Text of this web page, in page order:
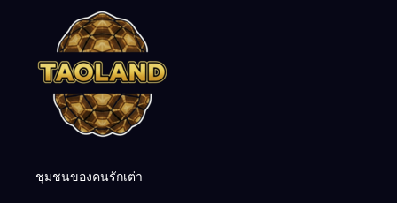
ชุมชนของคนรักเต่า